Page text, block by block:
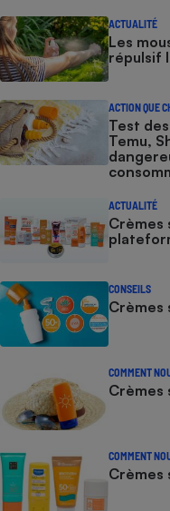
ACTUALITÉ
Les
répulsif
ACTION QUE
Test
Temu,
ACTUALITÉ
Crèmes
CONSEILS
Crèmes
COMMENT
Crèmes
COMMENT
Crèmes